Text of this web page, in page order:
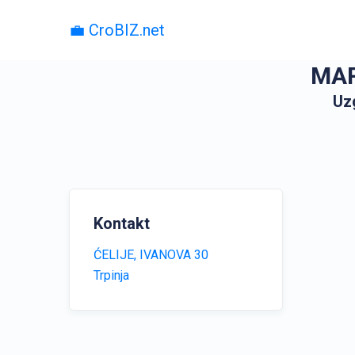
💼 CroBIZ.net
Kontakt
ĆELIJE, IVANOVA 30
Trpinja